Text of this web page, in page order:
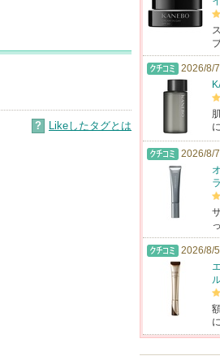
? Likeしたタグとは
2026/8/
2026/8/
2026/8/